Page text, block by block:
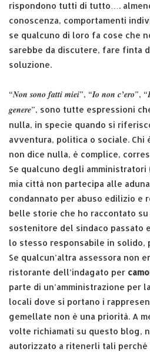
rispondono tutti di tutto….
conoscenza, comportamenti
se qualcuno di loro fa cose che
sarebbe da discutere, fare finta
soluzione.
“Non sono fatti miei”, “Io non c’ero”, “
genere”, sono tutte espressioni
nulla, in specie quando si
avventura, politica o sociale. Chi
non dice nulla, è complice,
Se qualcuno degli
mia città non partecipa alle
condannato per abuso edilizio e
belle storie che ho raccontato
sostenitore del sindaco passato
lo stesso responsabile in solido,
Se qualcun’altra assessora non
ristorante dell’indagato per
parte di un’amministrazione per
locali dove si portano i
gemellate non è una priorità. A
volte richiamati su questo blog,
autorizzato a ritenerli tali perché